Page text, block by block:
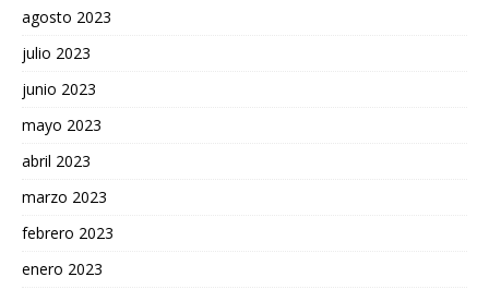
agosto 2023
julio 2023
junio 2023
mayo 2023
abril 2023
marzo 2023
febrero 2023
enero 2023